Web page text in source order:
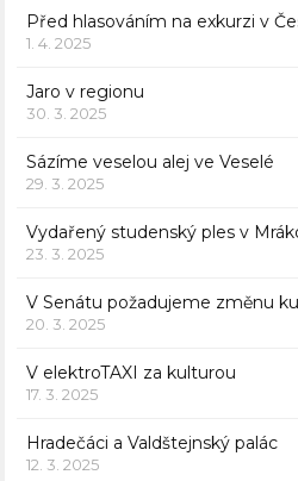
Před hlasováním na exkurzi v
1. 4. 2025
Jaro v regionu
30. 3. 2025
Sázíme veselou alej ve Veselé
29. 3. 2025
Vydařený studenský ples v
23. 3. 2025
V Senátu požadujeme změnu
20. 3. 2025
V elektroTAXI za kulturou
17. 3. 2025
Hradečáci a Valdštejnský palác
12. 3. 2025